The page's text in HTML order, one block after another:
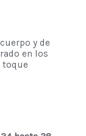
y de
en los
toque